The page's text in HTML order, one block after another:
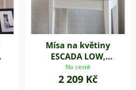
Mísa na květiny
ESCADA LOW,
sklolaminát, Ø 45 cm,
bílá
Na cestě
2 209 Kč